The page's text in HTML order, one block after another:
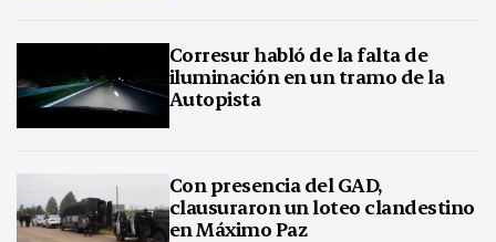
Corresur habló de la falta de
iluminación en un tramo de la
Autopista
Con presencia del GAD,
clausuraron un loteo clandestino
en Máximo Paz